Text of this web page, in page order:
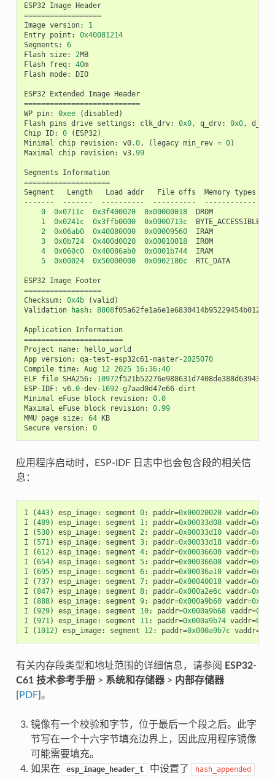
ESP32 Image Header
==================
Image version:
1
Entry point :
0x40081214
Segments :
6
Flash size: 2MB
Flash freq: 40m
Flash mode: DIO
ESP32 Extended Image Header
===========================
WP pin: 0xee (disabled )
Flash pins drive settings : clk_drv: 0x0, q_drv: 0x0, d_drv
Chip ID: 0 ( ESP32)
Minimal
chip revision: v0.0, ( legacy min_rev = 0)
Maximal
chip revision: v3.99
Segments
Information
====================
Segment
Length Load addr File offs Memory types
-------
------- ---------- ----------
------------
0
0x0711c 0x3f400020 0x00000018
DROM
1
0x0241c 0x3ffb0000 0x0000713c BYTE_ACCESSIBLE
2
0x06ab0 0x40080000 0x00009560
IRAM
3
0x0b724 0x400d0020 0x00010018
IROM
4
0x060c0 0x40086ab0 0x0001b744
IRAM
5
0x00024 0x50000000 0x0002180c RTC_DATA
ESP32 Image Footer
==================
Checksum: 0x4b (valid )
Validation
hash: 8808
Application Information
=======================
Project
name:
hello_world
App version: qa-test -esp32c61-master-2025070
Compile time: Aug 12 2025 16:36:40
ELF file SHA256: 10972
ESP- IDF: v6.0-dev- 1692-g7aad0d47e66-dirt
Minimal eFuse block revision:
0.0
Maximal eFuse block revision:
0.99
MMU page size: 64 KB
Secure version: 0
应用程序启动时，ESP-IDF 日志中也会包含段的相关信
息：
I (443) esp_image: segment 0: paddr=0x00020020 vaddr=
I
(489) esp_image: segment 1: paddr=0x00033d08 vaddr=
I
(530) esp_image: segment 2: paddr=0x00033d10 vaddr=
I
(571) esp_image: segment 3: paddr=0x00033d18 vaddr=
I
(612) esp_image: segment 4: paddr=0x00036600 vaddr=
I
(654) esp_image: segment 5: paddr=0x00036608 vaddr=
I
(695) esp_image: segment 6: paddr=0x00036a10 vaddr=
I
(737) esp_image: segment 7: paddr=0x00040018 vaddr=
I
(847) esp_image: segment 8: paddr=0x000a2e6c vaddr=
I
(888) esp_image: segment 9: paddr=0x000a9b60 vaddr=
I
(929) esp_image: segment 10: paddr=0x000a9b68 vaddr=
I
(971) esp_image: segment 11: paddr=0x000a9b74 vaddr=
I
( 1012) esp_image: segment 12: paddr=0x000a9b7c vaddr=
有关内存段类型和地址范围的详细信息，请参阅
ESP32-
C61 技术参考手册> 系统和存储器> 内部存储器
PDF]。
镜像有一个校验和字节，位于最后一个段之后。此字
节写在一个十六字节填充边界上，因此应用程序镜像
可能需要填充。
如果在
esp_image_header_t 中设置了 hash_appended